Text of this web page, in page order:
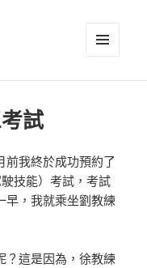
試
前我終於成功預約了
技能）考試，考試
早，我就乘坐劉教練
？這是因為，徐教練